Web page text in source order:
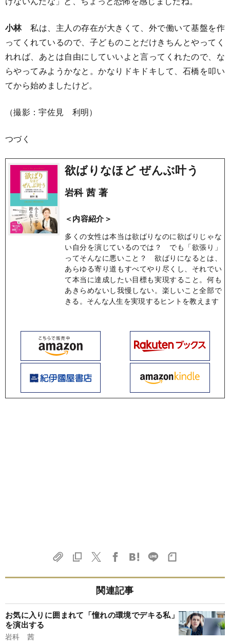
小林私は、主人の存在が大きくて、外で働いて基盤を作
ってくれているので、子どものことだけきちんとやってく
れれば、あとは自由にしていいよと言ってくれたので、な
らやってみようかなと。かなりドキドキして、石橋を叩い
てから始めましたけど。
（撮影：宇佐見 利明）
つづく
欲ばりなほど ぜんぶ叶う
岩科 茜 著
＜内容紹介＞
多くの女性は本当は欲ばりなのに欲ばりじゃな
い自分を演じているのでは？ でも「欲張り」
ってそんなに悪いこと？ 欲ばりになるとは、
あらゆる寄り道もすべてやり尽くし、それでい
て本当に達成したい目標も実現すること。何も
あきらめないし我慢しない。楽しいこと全部で
きる。そんな人生を実現するヒントを教えます
関連記事
お気に入りに囲まれて「憧れの環境でデキる私」
を演出する
岩科 茜